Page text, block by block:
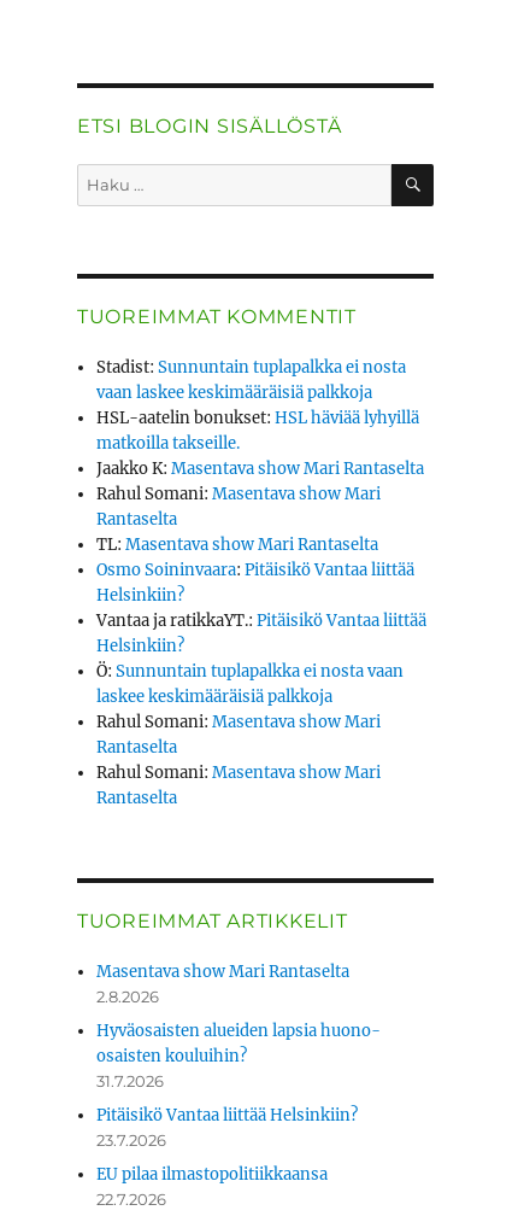
ETSI BLOGIN SISÄLLÖSTÄ
Etsi: HAKU
TUOREIMMAT KOMMENTIT
Stadist:Sunnuntain tuplapalkka ei nosta
vaan laskee keskimääräisiä palkkoja
HSL-aatelin bonukset:HSL häviää lyhyillä
matkoilla takseille.
Jaakko K:Masentava show Mari Rantaselta
Rahul Somani:Masentava show Mari
Rantaselta
TL:Masentava show Mari Rantaselta
Osmo Soininvaara:Pitäisikö Vantaa liittää
Helsinkiin?
Vantaa ja ratikkaYT.:Pitäisikö Vantaa liittää
Helsinkiin?
Ö:Sunnuntain tuplapalkka ei nosta vaan
laskee keskimääräisiä palkkoja
Rahul Somani:Masentava show Mari
Rantaselta
Rahul Somani:Masentava show Mari
Rantaselta
TUOREIMMAT ARTIKKELIT
Masentava show Mari Rantaselta
2.8.2026
Hyväosaisten alueiden lapsia huono-
osaisten kouluihin?
31.7.2026
Pitäisikö Vantaa liittää Helsinkiin?
23.7.2026
EU pilaa ilmastopolitiikkaansa
22.7.2026